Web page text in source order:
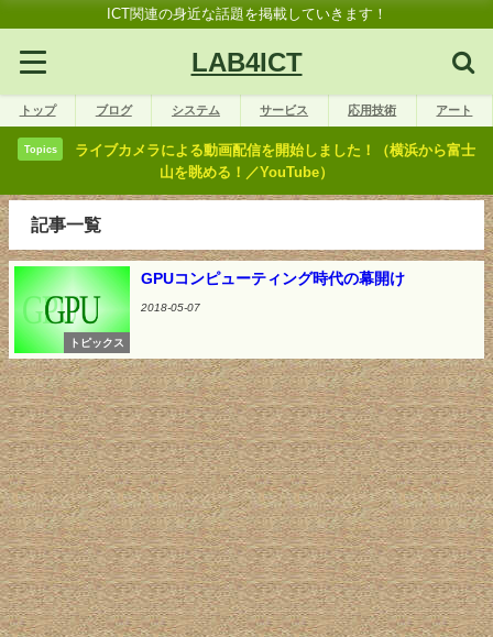
ICT関連の身近な話題を掲載していきます！
LAB4ICT
トップ ブログ システム サービス 応用技術 アート
Topics
ライブカメラによる動画配信を開始しました！（横浜から富士
山を眺める！／YouTube）
記事一覧
トピックス
GPUコンピューティング時代の幕開け
2018-05-07